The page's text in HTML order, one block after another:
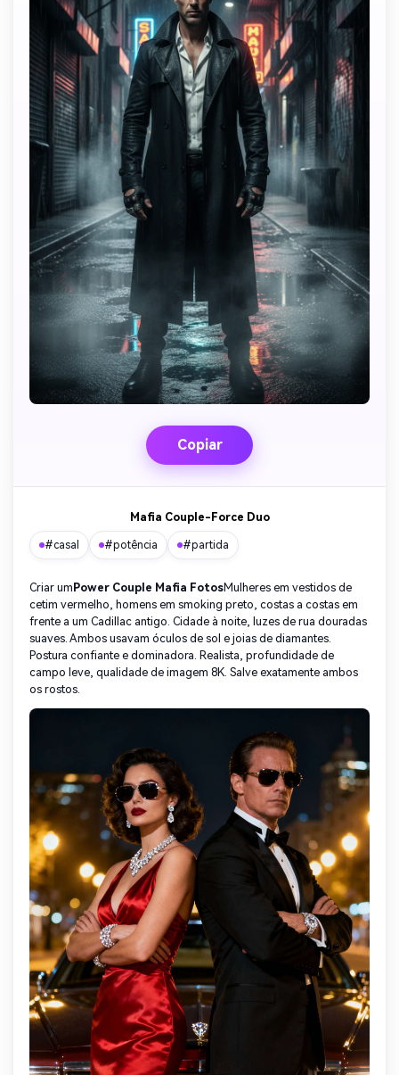
Copiar
Mafia Couple-Force Duo
#casal #potência #partida
Criar um Power Couple Mafia FotosMulheres em vestidos de
cetim vermelho, homens em smoking preto, costas a costas em
frente a um Cadillac antigo. Cidade à noite, luzes de rua douradas
suaves. Ambos usavam óculos de sol e joias de diamantes.
Postura confiante e dominadora. Realista, profundidade de
campo leve, qualidade de imagem 8K. Salve exatamente ambos
os rostos.
Crie imagens com
IA sem limites.
100% grátis!
Comece Grátis →